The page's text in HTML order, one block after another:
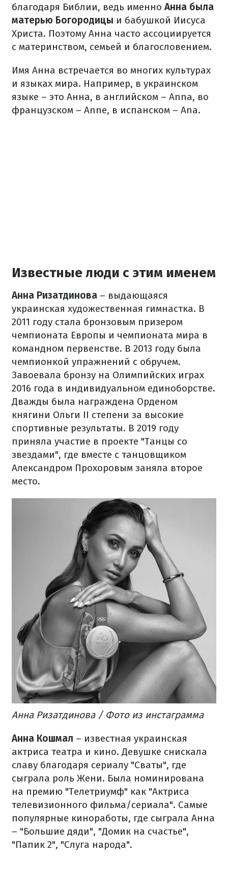
благодаря Библии, ведь именно Анна была
матерью Богородицы и бабушкой Иисуса
Христа. Поэтому Анна часто ассоциируется
с материнством, семьей и благословением.
Имя Анна встречается во многих культурах
и языках мира. Например, в украинском
языке – это Анна, в английском – Anna, во
французском – Anne, в испанском – Ana.
Известные люди с этим именем
Анна Ризатдинова – выдающаяся
украинская художественная гимнастка. В
2011 году стала бронзовым призером
чемпионата Европы и чемпионата мира в
командном первенстве. В 2013 году была
чемпионкой упражнений с обручем.
Завоевала бронзу на Олимпийских играх
2016 года в индивидуальном единоборстве.
Дважды была награждена Орденом
княгини Ольги II степени за высокие
спортивные результаты. В 2019 году
приняла участие в проекте "Танцы со
звездами", где вместе с танцовщиком
Александром Прохоровым заняла второе
место.
Анна Ризатдинова / Фото из инстаграмма
Анна Кошмал – известная украинская
актриса театра и кино. Девушке снискала
славу благодаря сериалу "Сваты", где
сыграла роль Жени. Была номинирована
на премию "Телетриумф" как "Актриса
телевизионного фильма/сериала". Самые
популярные киноработы, где сыграла Анна
– "Большие дяди", "Домик на счастье",
"Папик 2", "Слуга народа".